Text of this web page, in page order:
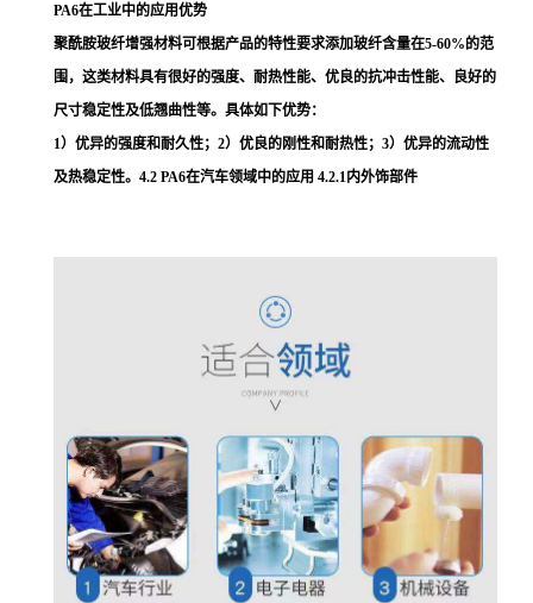
PA6在工业中的应用优势
聚酰胺玻纤增强材料可根据产品的特性要求添加玻纤含量在5-60%的范
围，这类材料具有很好的强度、耐热性能、优良的抗冲击性能、良好的
尺寸稳定性及低翘曲性等。具体如下优势：
1）优异的强度和耐久性；2）优良的刚性和耐热性；3）优异的流动性
及热稳定性。4.2 PA6在汽车领域中的应用 4.2.1内外饰部件